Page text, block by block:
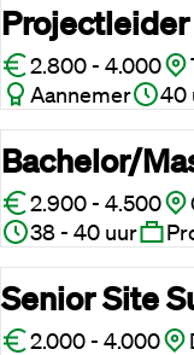
2.800 - 4.000
Aannemer
40
Bachelor/
2.900 - 4.500
38 - 40 uur
Senior Site
2.000 - 4.000